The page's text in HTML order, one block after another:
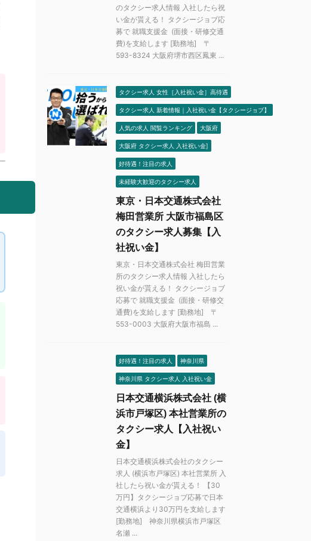
のタクシー求人情報 入社したら祝
い金が貰える！ タクシージョブ応
募で 就職支援金 (面接・研修交通
費)を支給します [勤務地] 〒
593-8324 大阪府堺市西区鳳東 ...
タクシー求人 女性［入社祝い金］高待遇
タクシー求人 新着情報｜入社祝い金【タクシージョブ】
人気の求人 閲覧ランキング 大阪府
大阪府 タクシー求人 入社祝い金]
好待遇！注目の求人
未経験大歓迎のタクシー求人
東京・日本交通株式会社
梅田営業所 大阪市福島区
のタクシー求人募集【入
社祝い金】
東京・日本交通株式会社 梅田営業
所のタクシー求人情報 入社したら
祝い金が貰える！ タクシージョブ
応募で 就職支援金 (面接・研修交
通費)を支給します [勤務地] 〒
553-0003 大阪府大阪市福島 ...
好待遇！注目の求人 神奈川県
神奈川県 タクシー求人 入社祝い金
日本交通横浜株式会社 (横
浜市戸塚区) 本社営業所の
タクシー求人【入社祝い
金】
日本交通横浜株式会社のタクシー
求人 (横浜市戸塚区) 本社営業所 入
社したら祝い金が貰える！ 【30
万円】タクシージョブ応募で日本
交通横浜より30万円を支給します
[勤務地] 神奈川県横浜市戸塚区
名瀬 ...